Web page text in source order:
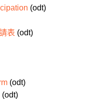
(odt)
表 (odt)
(odt)
(odt)